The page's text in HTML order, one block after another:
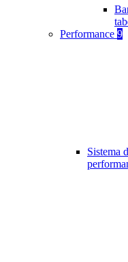
Performance 9
Sistema